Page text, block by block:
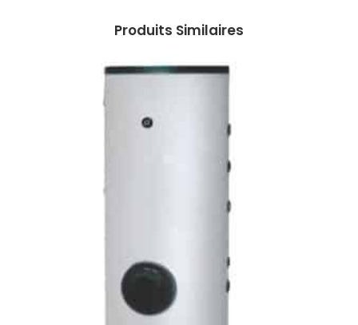
Produits Similaires